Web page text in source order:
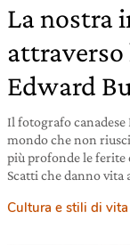
La nostra
Edward
Il fotografo
mondo che non
più profonde le ferite
Scatti che danno vita
Cultura e stili di vita